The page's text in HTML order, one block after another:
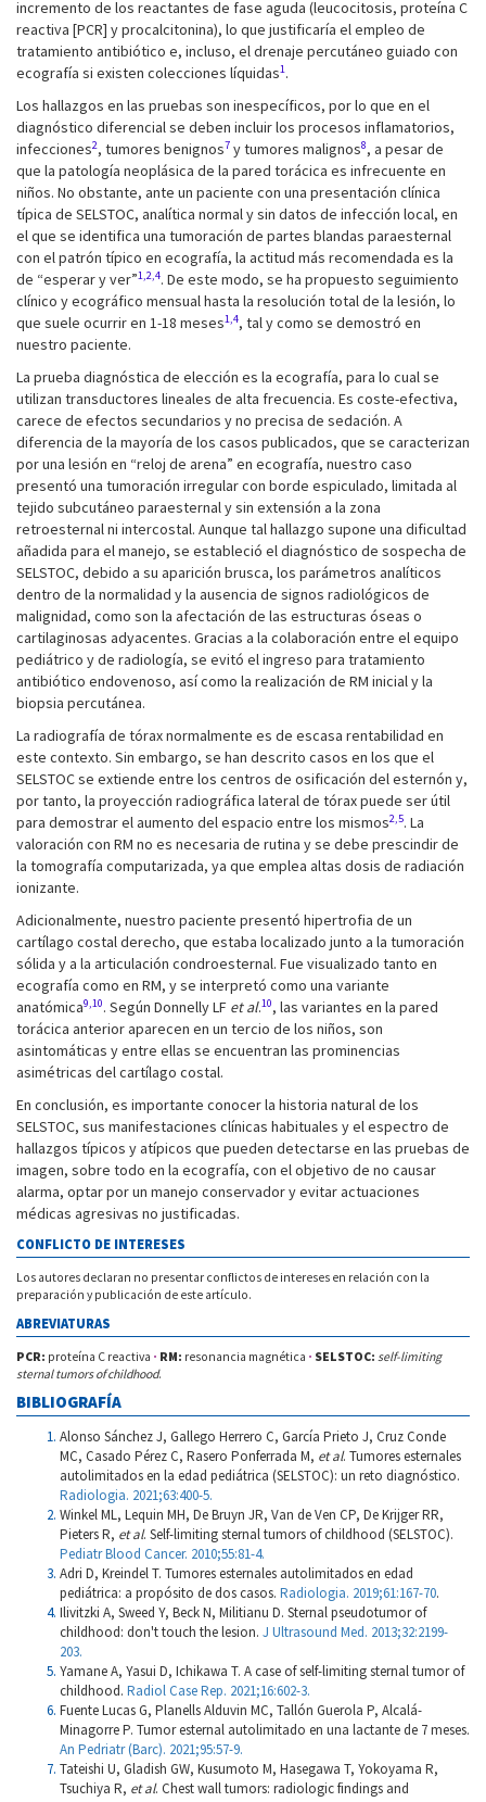
incremento de los reactantes de fase aguda (leucocitosis, proteína C
reactiva [PCR] y procalcitonina), lo que justificaría el empleo de
tratamiento antibiótico e, incluso, el drenaje percutáneo guiado con
ecografía si existen colecciones líquidas1.
Los hallazgos en las pruebas son inespecíficos, por lo que en el
diagnóstico diferencial se deben incluir los procesos inflamatorios,
infecciones2, tumores benignos7 y tumores malignos8, a pesar de
que la patología neoplásica de la pared torácica es infrecuente en
niños. No obstante, ante un paciente con una presentación clínica
típica de SELSTOC, analítica normal y sin datos de infección local, en
el que se identifica una tumoración de partes blandas paraesternal
con el patrón típico en ecografía, la actitud más recomendada es la
de “esperar y ver”1,2,4. De este modo, se ha propuesto seguimiento
clínico y ecográfico mensual hasta la resolución total de la lesión, lo
que suele ocurrir en 1-18 meses1,4, tal y como se demostró en
nuestro paciente.
La prueba diagnóstica de elección es la ecografía, para lo cual se
utilizan transductores lineales de alta frecuencia. Es coste-efectiva,
carece de efectos secundarios y no precisa de sedación. A
diferencia de la mayoría de los casos publicados, que se caracterizan
por una lesión en “reloj de arena” en ecografía, nuestro caso
presentó una tumoración irregular con borde espiculado, limitada al
tejido subcutáneo paraesternal y sin extensión a la zona
retroesternal ni intercostal. Aunque tal hallazgo supone una dificultad
añadida para el manejo, se estableció el diagnóstico de sospecha de
SELSTOC, debido a su aparición brusca, los parámetros analíticos
dentro de la normalidad y la ausencia de signos radiológicos de
malignidad, como son la afectación de las estructuras óseas o
cartilaginosas adyacentes. Gracias a la colaboración entre el equipo
pediátrico y de radiología, se evitó el ingreso para tratamiento
antibiótico endovenoso, así como la realización de RM inicial y la
biopsia percutánea.
La radiografía de tórax normalmente es de escasa rentabilidad en
este contexto. Sin embargo, se han descrito casos en los que el
SELSTOC se extiende entre los centros de osificación del esternón y,
por tanto, la proyección radiográfica lateral de tórax puede ser útil
para demostrar el aumento del espacio entre los mismos2,5. La
valoración con RM no es necesaria de rutina y se debe prescindir de
la tomografía computarizada, ya que emplea altas dosis de radiación
ionizante.
Adicionalmente, nuestro paciente presentó hipertrofia de un
cartílago costal derecho, que estaba localizado junto a la tumoración
sólida y a la articulación condroesternal. Fue visualizado tanto en
ecografía como en RM, y se interpretó como una variante
anatómica9,10. Según Donnelly LF et al.10, las variantes en la pared
torácica anterior aparecen en un tercio de los niños, son
asintomáticas y entre ellas se encuentran las prominencias
asimétricas del cartílago costal.
En conclusión, es importante conocer la historia natural de los
SELSTOC, sus manifestaciones clínicas habituales y el espectro de
hallazgos típicos y atípicos que pueden detectarse en las pruebas de
imagen, sobre todo en la ecografía, con el objetivo de no causar
alarma, optar por un manejo conservador y evitar actuaciones
médicas agresivas no justificadas.
CONFLICTO DE INTERESES
Los autores declaran no presentar conflictos de intereses en relación con la
preparación y publicación de este artículo.
ABREVIATURAS
PCR: proteína C reactiva · RM: resonancia magnética · SELSTOC: self-limiting
sternal tumors of childhood.
BIBLIOGRAFÍA
Alonso Sánchez J, Gallego Herrero C, García Prieto J, Cruz Conde
MC, Casado Pérez C, Rasero Ponferrada M, et al. Tumores esternales
autolimitados en la edad pediátrica (SELSTOC): un reto diagnóstico.
Radiologia. 2021;63:400-5.
Winkel ML, Lequin MH, De Bruyn JR, Van de Ven CP, De Krijger RR,
Pieters R, et al. Self-limiting sternal tumors of childhood (SELSTOC).
Pediatr Blood Cancer. 2010;55:81-4.
Adri D, Kreindel T. Tumores esternales autolimitados en edad
pediátrica: a propósito de dos casos. Radiologia. 2019;61:167-70.
Ilivitzki A, Sweed Y, Beck N, Militianu D. Sternal pseudotumor of
childhood: don't touch the lesion. J Ultrasound Med. 2013;32:2199-
203.
Yamane A, Yasui D, Ichikawa T. A case of self-limiting sternal tumor of
childhood. Radiol Case Rep. 2021;16:602-3.
Fuente Lucas G, Planells Alduvin MC, Tallón Guerola P, Alcalá-
Minagorre P. Tumor esternal autolimitado en una lactante de 7 meses.
An Pedriatr (Barc). 2021;95:57-9.
Tateishi U, Gladish GW, Kusumoto M, Hasegawa T, Yokoyama R,
Tsuchiya R, et al. Chest wall tumors: radiologic findings and